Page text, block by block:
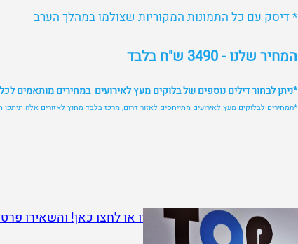
* דיסק עם כל התמונות המקוריות שצולמו במהלך הערב
המחיר שלנו - 3490 ש"ח בלבד
*ניתן לבחור דילים נוספים של בלוקים מעץ לאירועים במחירים מותאמים
*המחירים לבלוקים מעץ לאירועים מתייחסים לאזור דרום, מרכז בלבד מחוץ לאזורים אלה
לפרטים נוספים חייגו כבר עכשיו או לחצו כאן! והשאירו